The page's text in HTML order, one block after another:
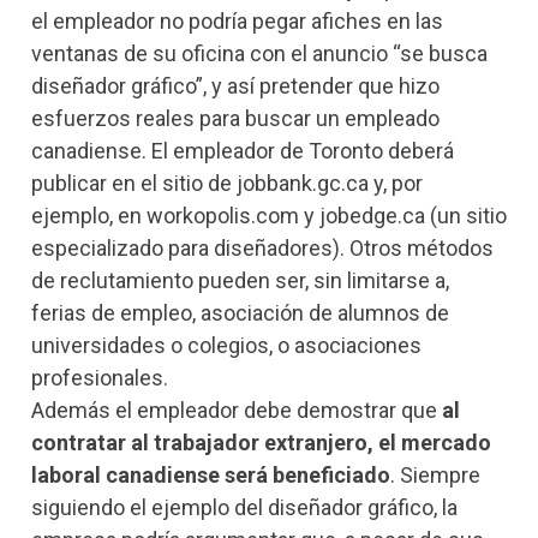
el empleador no podría pegar afiches en las
ventanas de su oficina con el anuncio “se busca
diseñador gráfico”, y así pretender que hizo
esfuerzos reales para buscar un empleado
canadiense. El empleador de Toronto deberá
publicar en el sitio de jobbank.gc.ca y, por
ejemplo, en workopolis.com y jobedge.ca (un sitio
especializado para diseñadores). Otros métodos
de reclutamiento pueden ser, sin limitarse a,
ferias de empleo, asociación de alumnos de
universidades o colegios, o asociaciones
profesionales.
Además el empleador debe demostrar que al
contratar al trabajador extranjero, el mercado
laboral canadiense será beneficiado. Siempre
siguiendo el ejemplo del diseñador gráfico, la